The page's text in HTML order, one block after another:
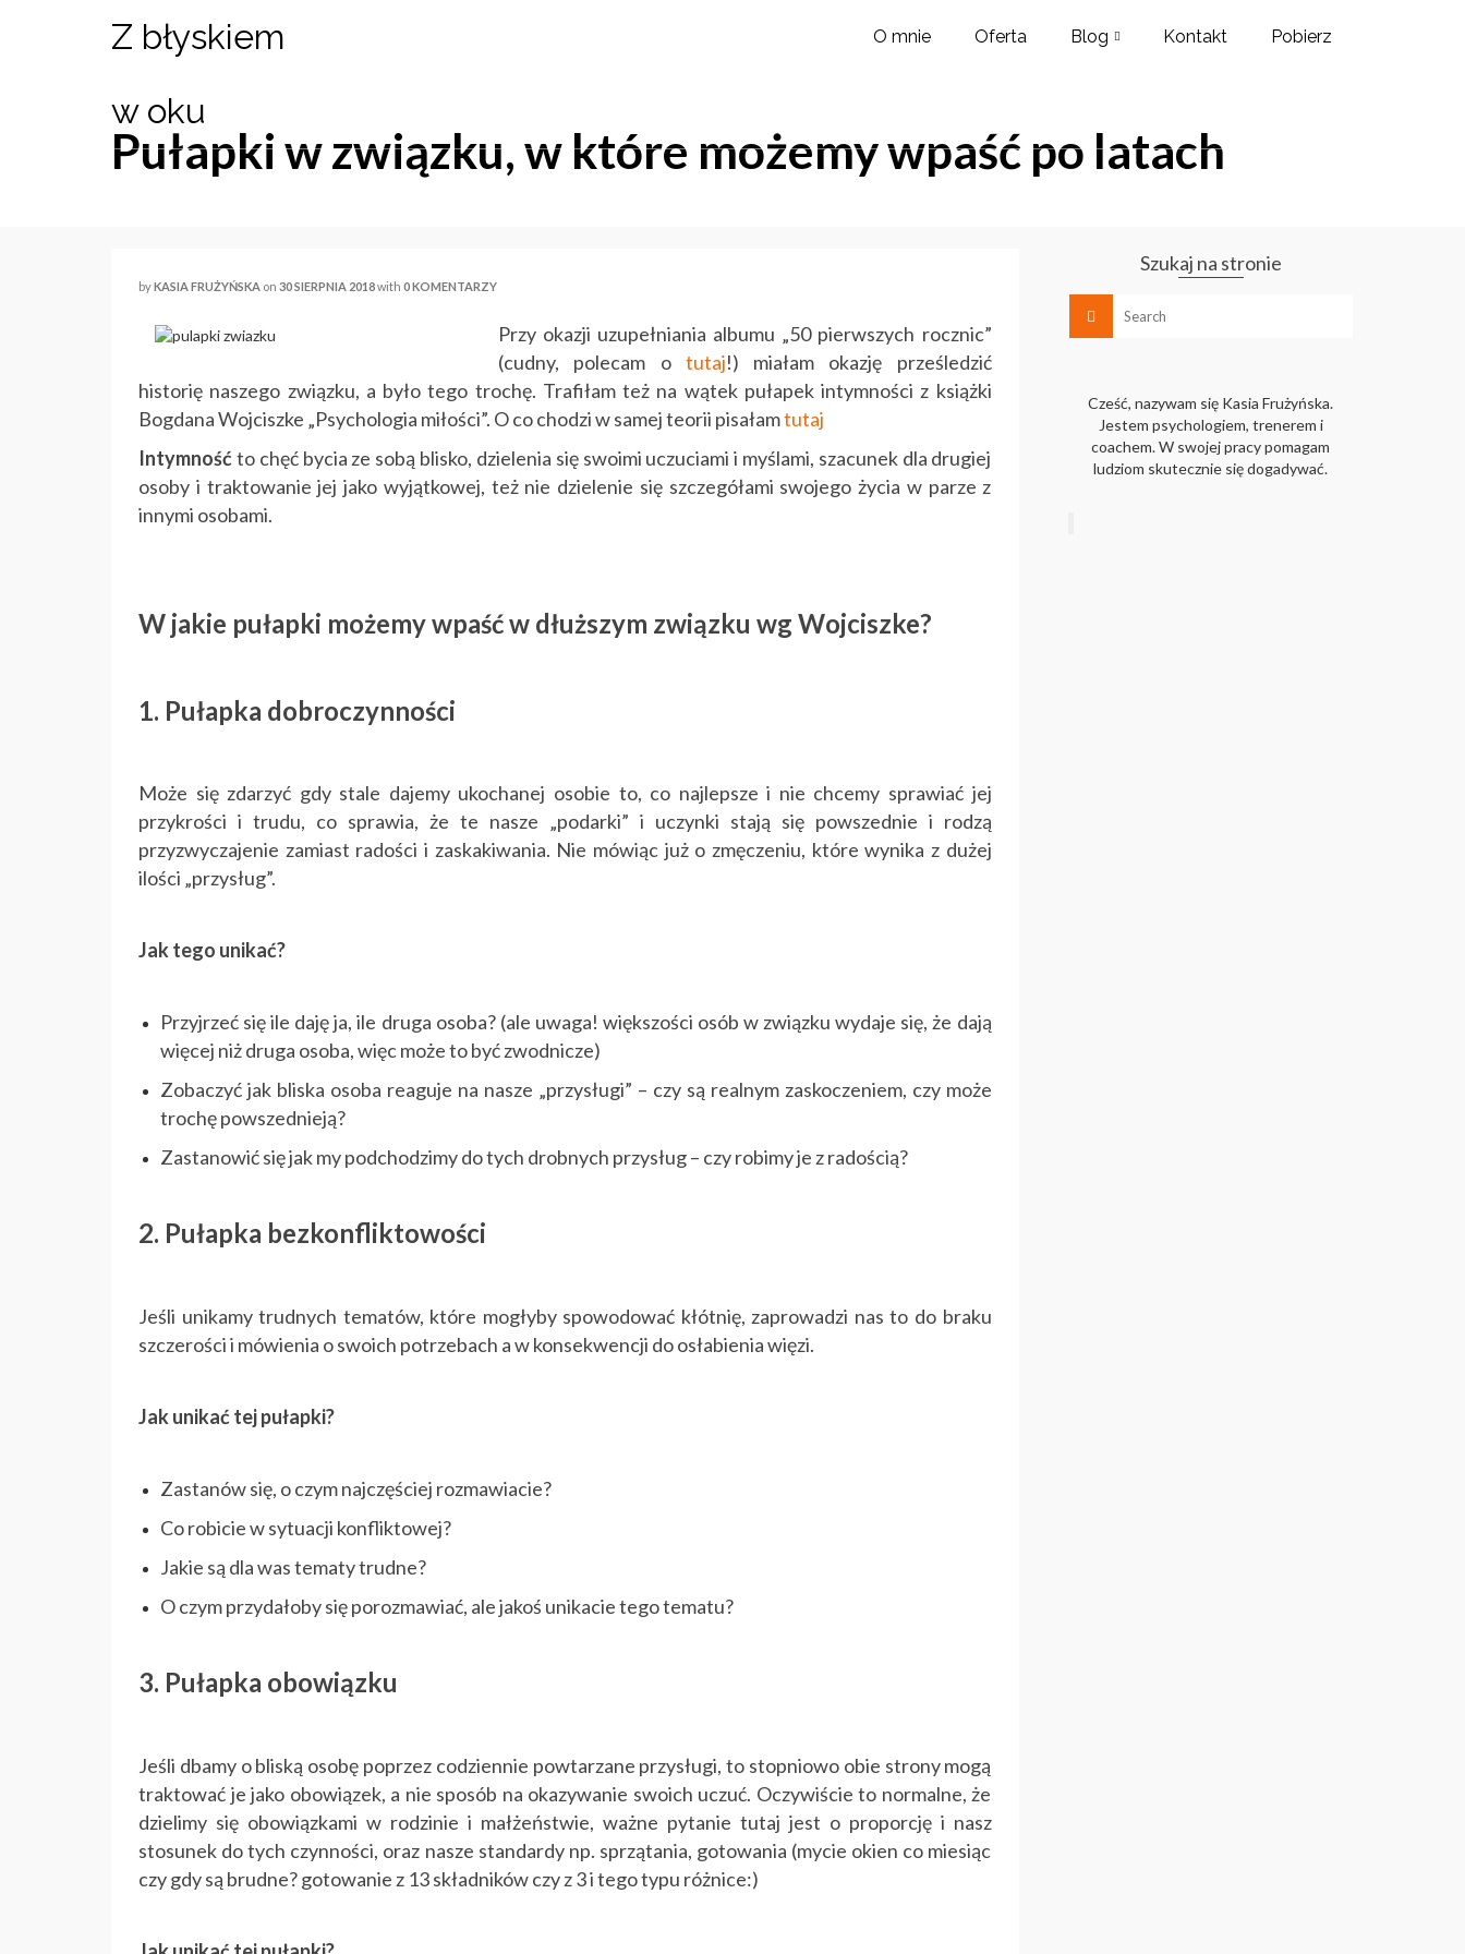
Z błyskiem
w oku
O mnie Oferta Blog Kontakt Pobierz
Pułapki w związku, w które możemy wpaść po latach
byKASIA FRUŻYŃSKA on 30 SIERPNIA 2018with 0 KOMENTARZY
Przy okazji uzupełniania albumu „50 pierwszych rocznic”
(cudny, polecam o tutaj!) miałam okazję prześledzić
historię naszego związku, a było tego trochę. Trafiłam też na wątek pułapek intymności z książki
Bogdana Wojciszke „Psychologia miłości”. O co chodzi w samej teorii pisałamtutaj
Intymnośćto chęć bycia ze sobą blisko, dzielenia się swoimi uczuciami i myślami, szacunek dla drugiej
osoby i traktowanie jej jako wyjątkowej, też nie dzielenie się szczegółami swojego życia w parze z
innymi osobami.
W jakie pułapki możemy wpaść w dłuższym związku wg Wojciszke?
1. Pułapka dobroczynności
Może się zdarzyć gdy stale dajemy ukochanej osobie to, co najlepsze i nie chcemy sprawiać jej
przykrości i trudu, co sprawia, że te nasze „podarki” i uczynki stają się powszednie i rodzą
przyzwyczajenie zamiast radości i zaskakiwania. Nie mówiąc już o zmęczeniu, które wynika z dużej
ilości „przysług”.
Jak tego unikać?
Przyjrzeć się ile daję ja, ile druga osoba? (ale uwaga! większości osób w związku wydaje się, że dają
więcej niż druga osoba, więc może to być zwodnicze)
Zobaczyć jak bliska osoba reaguje na nasze „przysługi” – czy są realnym zaskoczeniem, czy może
trochę powszednieją?
Zastanowić się jak my podchodzimy do tych drobnych przysług – czy robimy je z radością?
2. Pułapka bezkonfliktowości
Jeśli unikamy trudnych tematów, które mogłyby spowodować kłótnię, zaprowadzi nas to do braku
szczerości i mówienia o swoich potrzebach a w konsekwencji do osłabienia więzi.
Jak unikać tej pułapki?
Zastanów się, o czym najczęściej rozmawiacie?
Co robicie w sytuacji konfliktowej?
Jakie są dla was tematy trudne?
O czym przydałoby się porozmawiać, ale jakoś unikacie tego tematu?
3. Pułapka obowiązku
Jeśli dbamy o bliską osobę poprzez codziennie powtarzane przysługi, to stopniowo obie strony mogą
traktować je jako obowiązek, a nie sposób na okazywanie swoich uczuć. Oczywiście to normalne, że
dzielimy się obowiązkami w rodzinie i małżeństwie, ważne pytanie tutaj jest o proporcję i nasz
stosunek do tych czynności, oraz nasze standardy np. sprzątania, gotowania (mycie okien co miesiąc
czy gdy są brudne? gotowanie z 13 składników czy z 3 i tego typu różnice:)
Szukaj na stronie
Cześć, nazywam się Kasia Frużyńska.
Jestem psychologiem, trenerem i
coachem. W swojej pracy pomagam
ludziom skutecznie się dogadywać.